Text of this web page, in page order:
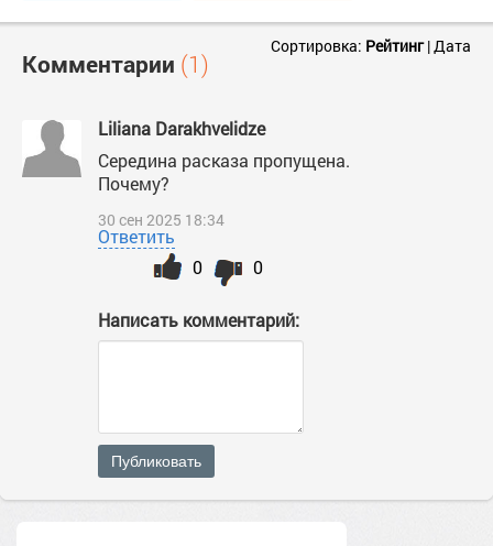
Комментарии (1)
Сортировка: Рейтинг|Дата
Liliana Darakhvelidze
Середина расказа пропущена.
Почему?
30 сен 2025 18:34
Ответить
0
0
Написать комментарий:
Публиковать